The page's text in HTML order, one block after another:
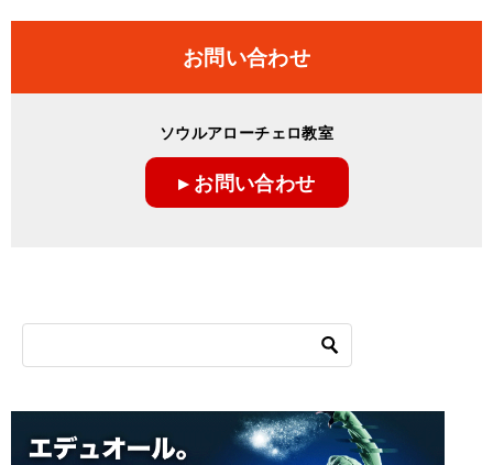
お問い合わせ
ソウルアローチェロ教室
▸ お問い合わせ